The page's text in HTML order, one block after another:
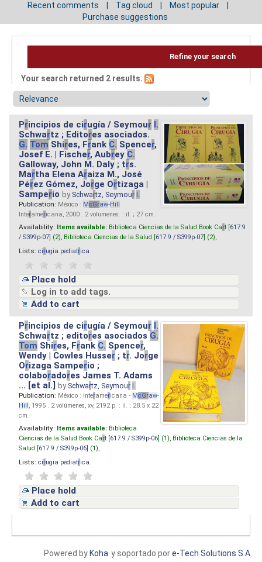
Recent comments
Tag cloud
Most popular
Purchase suggestions
Refine your search
Your search returned 2 results.
Principios de cirugía / Seymour I.
Schwartz ; Editores asociados.
G. Tom Shires, Frank C. Spencer,
Josef E. | Fischer, Aubrey C.
Galloway, John M. Daly ; trs.
Martha Elena Araiza M., José
Pérez Gómez, Jorge Ortizaga |
Samperio by Schwartz, Seymour I.
Publication: México : McGraw-Hill
Interamericana, 2000 . 2 volumenes. : il. ; 27 cm.
Availability: Items available: Biblioteca Ciencias de la Salud Book Cart [ 617.9
/ S399p-07 ] (2), Biblioteca Ciencias de la Salud [ 617.9 / S399p-07 ] (2),
Lists: cirugia pediatrica
Place hold
Log in to add tags.
Add to cart
Principios de cirugía / Seymour I.
Schwartz ; editores asociados G.
Tom Shires, Frank C. Spencer,
Wendy | Cowles Husser ; tr. Jorge
Orizaga Samperio ;
colaboradores James T. Adams
... [et al.]by Schwartz, Seymour I.
Publication: México : Interamericana - McGraw-
Hill, 1995 . 2 volúmenes, xv, 2192 p. : il. ; 28.5 x 22
cm.
Availability: Items available: Biblioteca
Ciencias de la Salud Book Cart [ 617.9 / S399p-06 ] (1), Biblioteca Ciencias de la
Salud [ 617.9 / S399p-06 ] (1),
Lists: cirugia pediatrica
Place hold
Add to cart
y soportado pore-Tech Solutions S.A
Powered by Koha